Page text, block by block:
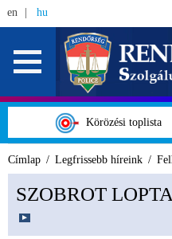
en hu
Körözési toplista
Címlap Legfrissebb híreink
SZOBROT